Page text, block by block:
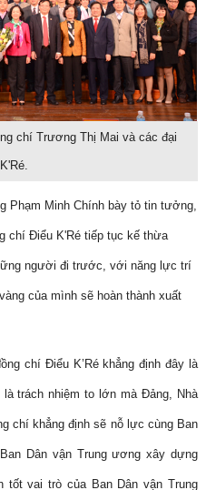
chí Trương Thị Mai và các đại
Phạm Minh Chính bày tỏ tin tưởng,
chí Điểu K'Ré tiếp tục kế thừa
người đi trước, với năng lực trí
của mình sẽ hoàn thành xuất
chí Điểu K’Ré khẳng định đây là
trách nhiệm to lớn mà Đảng, Nhà
chí khẳng định sẽ nỗ lực cùng Ban
Dân vận Trung ương xây dựng
tốt vai trò của Ban Dân vận Trung